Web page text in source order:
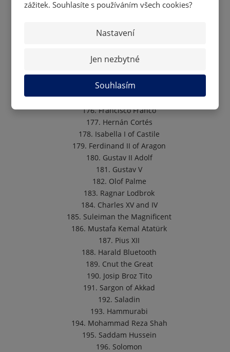
zážitek. Souhlasíte s používáním všech cookies?
Nastavení
Jen nezbytné
Souhlasím
167. Alexander I
169. Vladimir Lenin
170. Joseph Stalin
172. Ivan the Terrible
173. Boris Yeltsin
174. Sitting Bull
175. Isabella II
176. Francisco Franco
177. Hernán Cortés
178. Isabella I of Castile
179. Ferdinand II of Aragon
180. Gustav II Adolf
181. Gustav V
182. Olof Palme
183. Ragnar Lodbrok
184. Charles XV and IV
185. Suleiman the Magnificent
186. Mustafa Kemal Atatürk
187. Pius XII
188. Harald Bluetooth
189. Cnut the Great
190. Josip Broz Tito
191. Sargon of Akkad
192. Saladin
193. Hammurabi
194. Mohammad Reza Shah
195. Saddam Hussein
196. Solomon